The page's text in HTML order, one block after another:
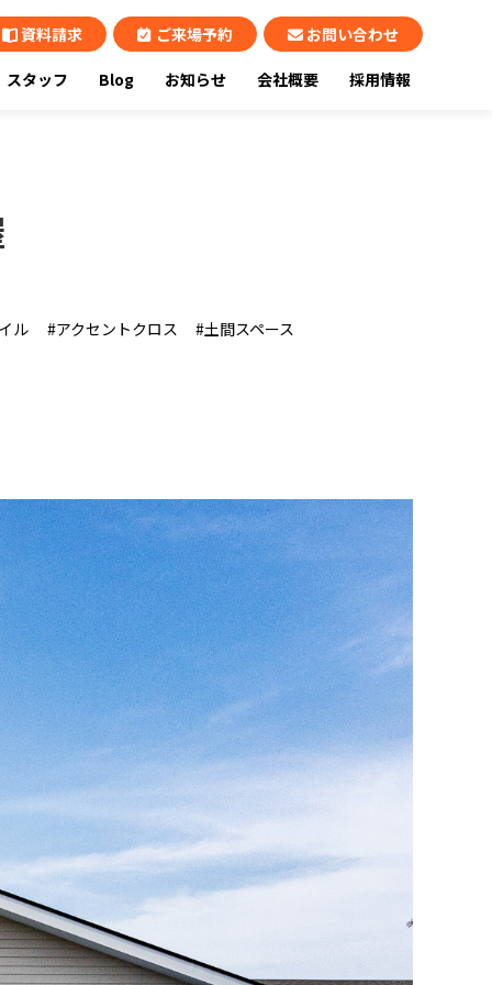
資料請求 ご来場予約 お問い合わせ
スタッフ Blog お知らせ 会社概要 採用情報
ル アクセントクロス 土間スペース